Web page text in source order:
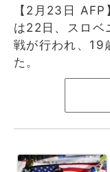
【2月23日
は22日、スロベ
戦が行われ、19
た。